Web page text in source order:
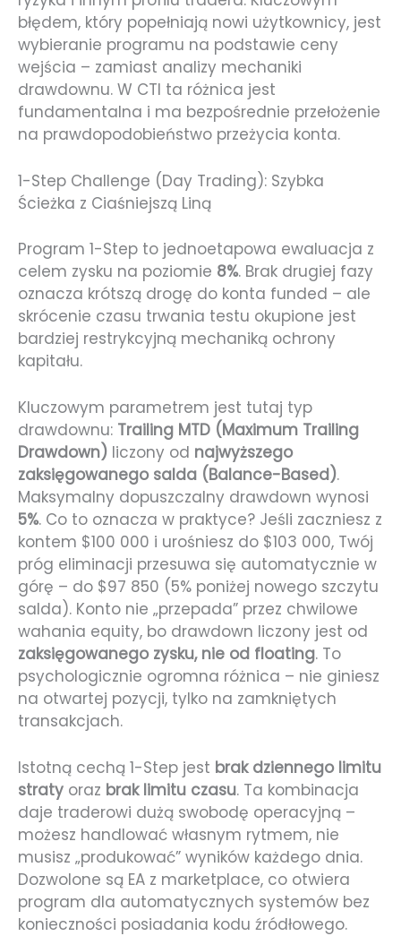
błędem, który popełniają nowi użytkownicy, jest
wybieranie programu na podstawie ceny
wejścia – zamiast analizy mechaniki
drawdownu. W CTI ta różnica jest
fundamentalna i ma bezpośrednie przełożenie
na prawdopodobieństwo przeżycia konta.
1-Step Challenge (Day Trading): Szybka
Ścieżka z Ciaśniejszą Liną
Program 1-Step to jednoetapowa ewaluacja z
celem zysku na poziomie 8%. Brak drugiej fazy
oznacza krótszą drogę do konta funded – ale
skrócenie czasu trwania testu okupione jest
bardziej restrykcyjną mechaniką ochrony
kapitału.
Kluczowym parametrem jest tutaj typ
drawdownu: Trailing MTD (Maximum Trailing
Drawdown) liczony od najwyższego
zaksięgowanego salda (Balance-Based).
Maksymalny dopuszczalny drawdown wynosi
5%. Co to oznacza w praktyce? Jeśli zaczniesz z
kontem $100 000 i urośniesz do $103 000, Twój
próg eliminacji przesuwa się automatycznie w
górę – do $97 850 (5% poniżej nowego szczytu
salda). Konto nie „przepada” przez chwilowe
wahania equity, bo drawdown liczony jest od
zaksięgowanego zysku, nie od floating. To
psychologicznie ogromna różnica – nie giniesz
na otwartej pozycji, tylko na zamkniętych
transakcjach.
Istotną cechą 1-Step jest brak dziennego limitu
straty oraz brak limitu czasu. Ta kombinacja
daje traderowi dużą swobodę operacyjną –
możesz handlować własnym rytmem, nie
musisz „produkować” wyników każdego dnia.
Dozwolone są EA z marketplace, co otwiera
program dla automatycznych systemów bez
konieczności posiadania kodu źródłowego.